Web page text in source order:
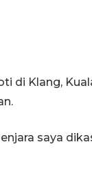
di Klang,
saya